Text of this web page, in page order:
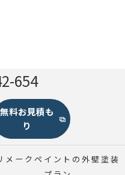
654
無料お見積も
り
メークペイントの外壁塗装